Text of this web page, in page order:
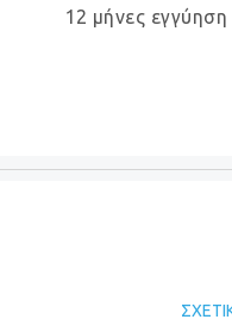
12 μήνες